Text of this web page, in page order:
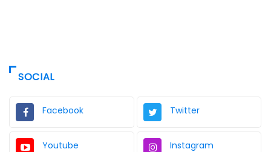
SOCIAL
Facebook Twitter
Youtube Instagram